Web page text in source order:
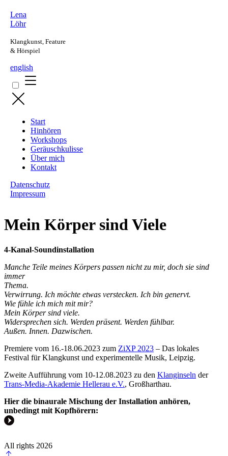
Lena
Löhr
Klangkunst, Feature
& Hörspiel
english
Start
Hinhören
Workshops
Geräuschkulisse
Über mich
Kontakt
Datenschutz
Impressum
Mein Körper sind Viele
4-Kanal-Soundinstallation
Manche Teile meines Körpers passen nicht zu mir, doch sie sind
immer
Thema.
Verwirrung. Ich möchte etwas verstecken. Ich bin genervt.
Wie fühle ich mich mit mir?
Mein Körper sind viele.
Widersprechen sich. Werden präsent. Werden fühlbar.
Außen. Innen. Dazwischen.
Premiere vom 16.-18.06.2023 zum ZiXP 2023 – Das lokales
Festival für Klangkunst und experimentelle Musik, Leipzig.
Zweite Aufführung vom 10-12.08.2023 zu den Klanginseln der
Trans-Media-Akademie Hellerau e.V., Großharthau.
Hier die binaurale Mischung der Installation anhören,
unbedingt mit Kopfhörern:
All rights 2026